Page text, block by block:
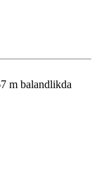
m balandlikda